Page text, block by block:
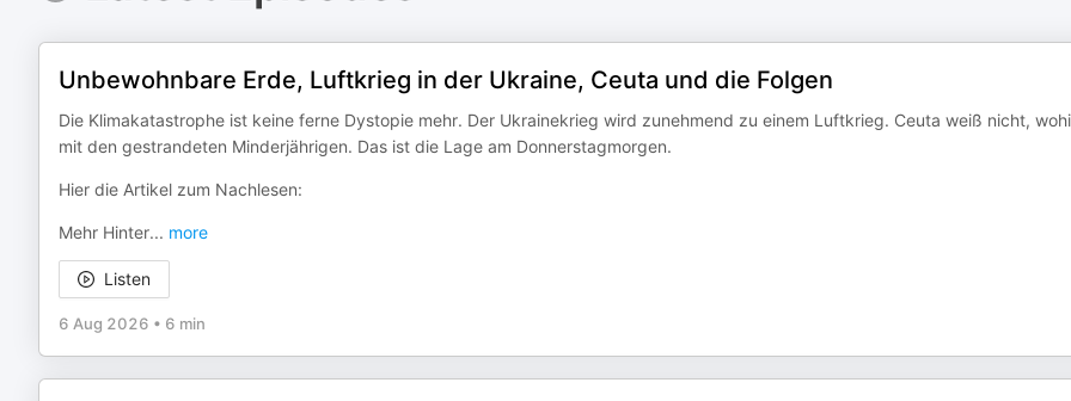
Unbewohnbare Erde, Luftkrieg in der Ukraine, Ceuta und die Folgen
Die Klimakatastrophe ist keine ferne Dystopie mehr. Der Ukrainekrieg wird zunehmend zu einem Luftkrieg. Ceuta weiß nicht,
mit den gestrandeten Minderjährigen. Das ist die Lage am Donnerstagmorgen.
Hier die Artikel zum Nachlesen:
Mehr Hinter... more
Listen
6 Aug 2026 • 6 min